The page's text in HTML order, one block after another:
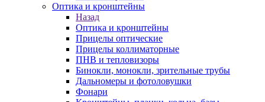
Оптика и кронштейны
Назад
Оптика и кронштейны
Прицелы оптические
Прицелы коллиматорные
ПНВ и тепловизоры
Бинокли, монокли, зрительные трубы
Дальномеры и фотоловушки
Фонари